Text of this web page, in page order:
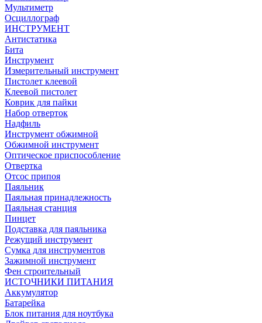
Мультиметр
Осциллограф
ИНСТРУМЕНТ
Антистатика
Бита
Инструмент
Измерительный инструмент
Пистолет клеевой
Клеевой пистолет
Коврик для пайки
Набор отверток
Надфиль
Инструмент обжимной
Обжимной инструмент
Оптическое приспособление
Отвертка
Отсос припоя
Паяльник
Паяльная принадлежность
Паяльная станция
Пинцет
Подставка для паяльника
Режущий инструмент
Сумка для инструментов
Зажимной инструмент
Фен строительный
ИСТОЧНИКИ ПИТАНИЯ
Аккумулятор
Батарейка
Блок питания для ноутбука